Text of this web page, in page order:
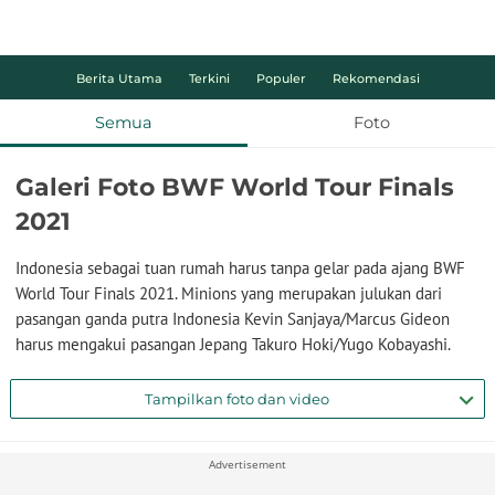
Berita Utama Terkini Populer Rekomendasi
Semua Foto
Galeri Foto BWF World Tour Finals
2021
Indonesia sebagai tuan rumah harus tanpa gelar pada ajang BWF
World Tour Finals 2021. Minions yang merupakan julukan dari
pasangan ganda putra Indonesia Kevin Sanjaya/Marcus Gideon
harus mengakui pasangan Jepang Takuro Hoki/Yugo Kobayashi.
Tampilkan foto dan video
Advertisement